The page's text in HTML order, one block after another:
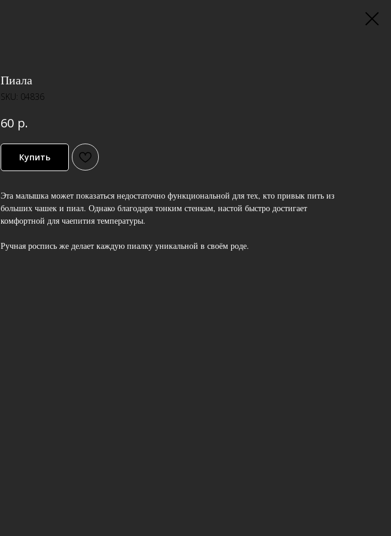
Пиала
SKU: 04836
60 р.
Купить
Эта малышка может показаться недостаточно функциональной для тех, кто привык пить из
больших чашек и пиал. Однако благодаря тонким стенкам, настой быстро достигает
комфортной для чаепития температуры.
Ручная роспись же делает каждую пиалку уникальной в своём роде.